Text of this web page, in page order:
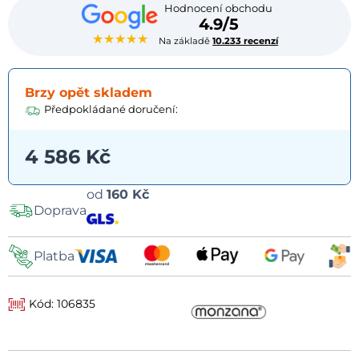
★★★★★
Hodnocení obchodu
4.9/5
Na základě10.233 recenzí
Brzy opět skladem
Předpokládané doručení:
4 586 Kč
Doprava
od 160 Kč
Platba
Kód: 106835